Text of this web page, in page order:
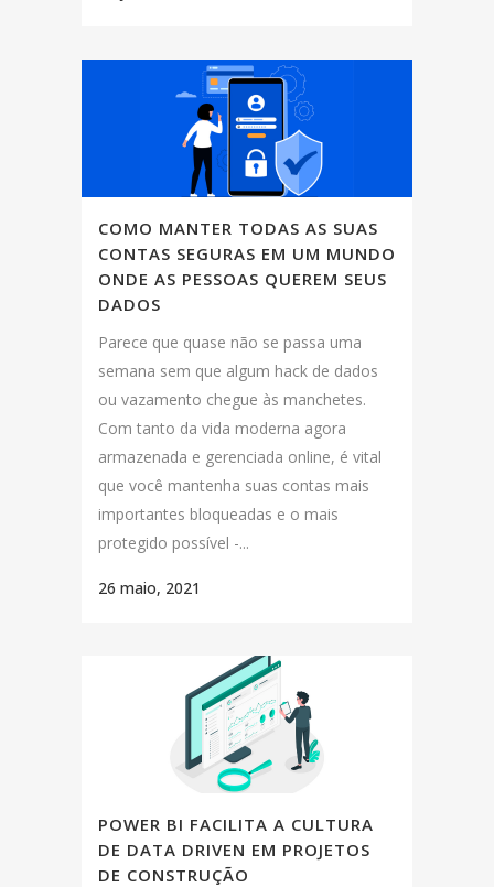
COMO MANTER TODAS AS SUAS
CONTAS SEGURAS EM UM MUNDO
ONDE AS PESSOAS QUEREM SEUS
DADOS
Parece que quase não se passa uma
semana sem que algum hack de dados
ou vazamento chegue às manchetes.
Com tanto da vida moderna agora
armazenada e gerenciada online, é vital
que você mantenha suas contas mais
importantes bloqueadas e o mais
protegido possível -...
26 maio, 2021
POWER BI FACILITA A CULTURA
DE DATA DRIVEN EM PROJETOS
DE CONSTRUÇÃO